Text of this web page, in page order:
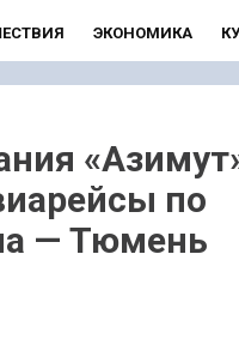
ЭКОНОМИКА
по
— Тюмень